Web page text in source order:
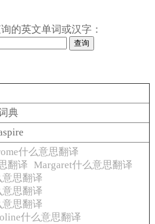
的英文单词或汉字：
典
什么意思翻译
翻译
Margaret什么意思翻译
意思翻译
意思翻译
意思翻译
什么意思翻译